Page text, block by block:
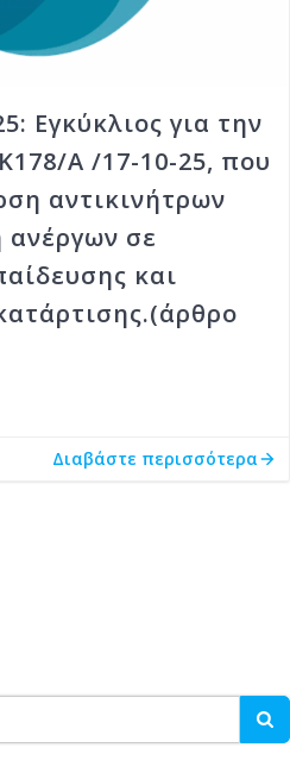
Εγκύκλιος για την
Α /17-10-25, που
αντικινήτρων
ανέργων σε
και
Διαβάστε περισσότερα